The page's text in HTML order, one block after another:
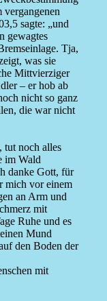
vergangenen
sagte: „und
gewagtes
Tja,
was sie
Mittvierziger
– er hob ab
nicht so ganz
die war nicht
tut noch alles
im Wald
danke Gott, für
mich vor einem
an Arm und
mit
Ruhe und es
Mund
den Boden der
mit